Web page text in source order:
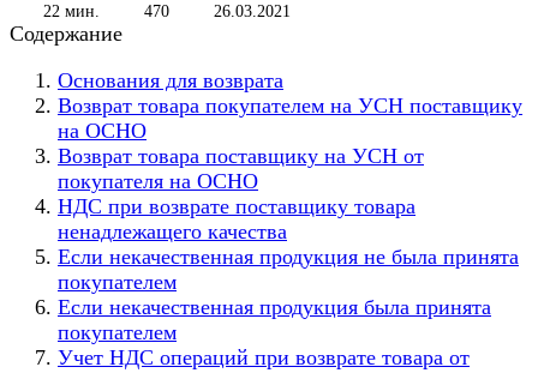
22 мин. 470 26.03.2021
Содержание
Основания для возврата
Возврат товара покупателем на УСН поставщику
на ОСНО
Возврат товара поставщику на УСН от
покупателя на ОСНО
НДС при возврате поставщику товара
ненадлежащего качества
Если некачественная продукция не была принята
покупателем
Если некачественная продукция была принята
покупателем
Учет НДС операций при возврате товара от